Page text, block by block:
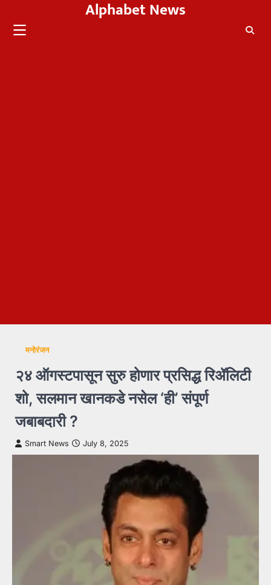
content
Alphabet News
मनोरंजन
२४ ऑगस्टपासून सुरु होणार प्रसिद्ध रिॲलिटी
शो, सलमान खानकडे नसेल ‘ही’ संपूर्ण
जबाबदारी ?
Smart News July 8, 2025